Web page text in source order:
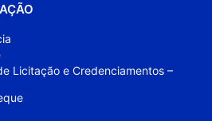
Licitação e Credenciamentos –